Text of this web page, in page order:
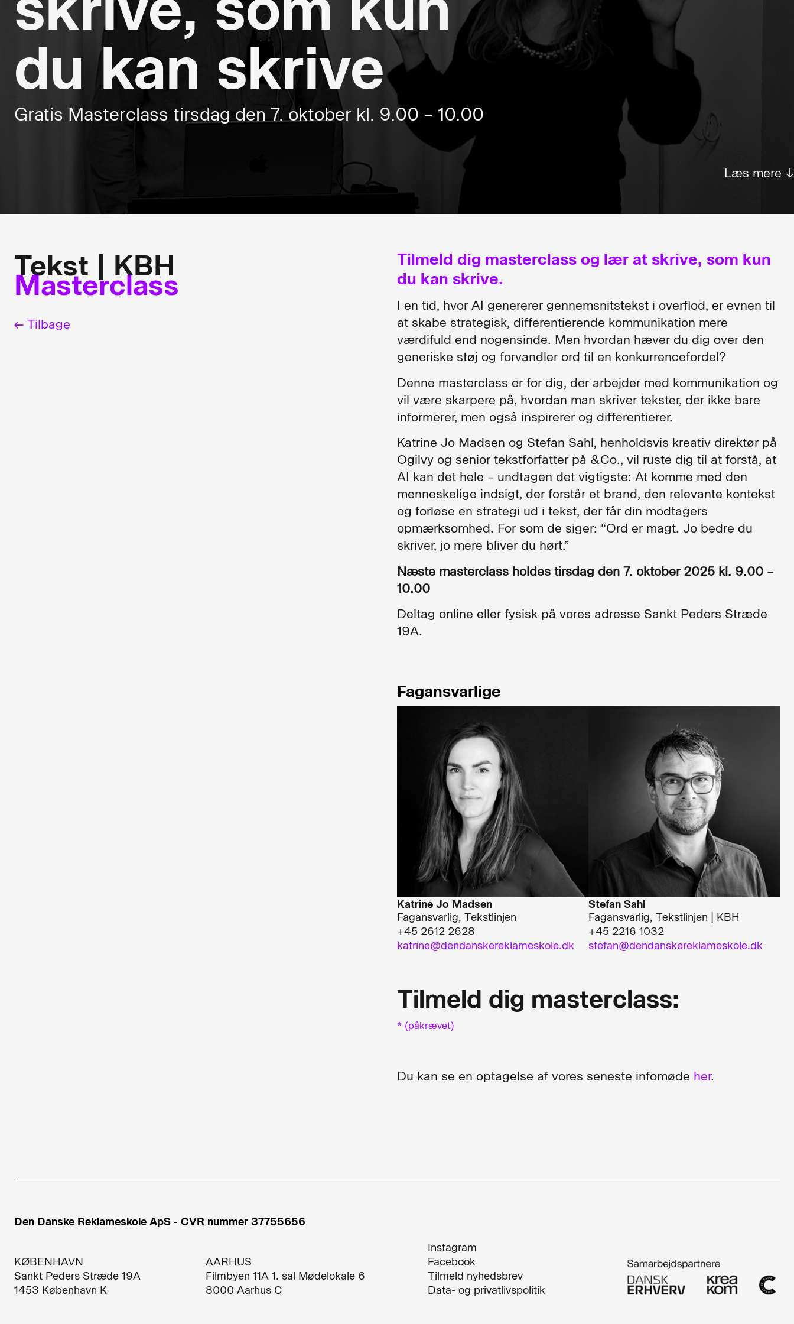
du kan skrive
Gratis Masterclass tirsdag den 7. oktober kl. 9.00 – 10.00
Læs mere ↓
Tekst | KBH
Masterclass
← Tilbage
Tilmeld dig masterclass og lær at skrive, som kun
du kan skrive.
I en tid, hvor AI genererer gennemsnitstekst i overflod, er evnen til
at skabe strategisk, differentierende kommunikation mere
værdifuld end nogensinde. Men hvordan hæver du dig over den
generiske støj og forvandler ord til en konkurrencefordel?
Denne masterclass er for dig, der arbejder med kommunikation og
vil være skarpere på, hvordan man skriver tekster, der ikke bare
informerer, men også inspirerer og differentierer.
Katrine Jo Madsen og Stefan Sahl, henholdsvis kreativ direktør på
Ogilvy og senior tekstforfatter på &Co., vil ruste dig til at forstå, at
AI kan det hele – undtagen det vigtigste: At komme med den
menneskelige indsigt, der forstår et brand, den relevante kontekst
og forløse en strategi ud i tekst, der får din modtagers
opmærksomhed. For som de siger: “Ord er magt. Jo bedre du
skriver, jo mere bliver du hørt.”
Næste masterclass holdes tirsdag den 7. oktober 2025 kl. 9.00 –
10.00
Deltag online eller fysisk på vores adresse Sankt Peders Stræde
19A.
Fagansvarlige
Katrine Jo Madsen
Fagansvarlig, Tekstlinjen
+45 2612 2628
katrine@dendanskereklameskole.dk
Stefan Sahl
Fagansvarlig, Tekstlinjen | KBH
+45 2216 1032
stefan@dendanskereklameskole.dk
Tilmeld dig masterclass:
* (påkrævet)
Du kan se en optagelse af vores seneste infomøde her.
Den Danske Reklameskole ApS - CVR nummer 37755656
KØBENHAVN
Sankt Peders Stræde 19A​
1453 København K​
AARHUS
Filmbyen 11A 1. sal Mødelokale 6
8000 Aarhus C
Instagram
Facebook
Tilmeld nyhedsbrev
Data- og privatlivspolitik